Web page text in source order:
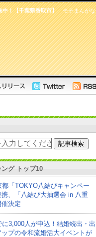
モテまんがな
中！【千葉県香取市】
グ トップ10
都「TOKYO八結びキャンペー
携、「八結び大抽選会 in 八重
決定
に3,000人が申込！結婚続出・出
プの令和流婚活大イベントが